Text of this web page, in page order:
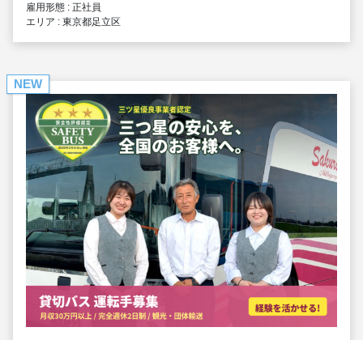
雇用形態 : 正社員
エリア : 東京都足立区
NEW